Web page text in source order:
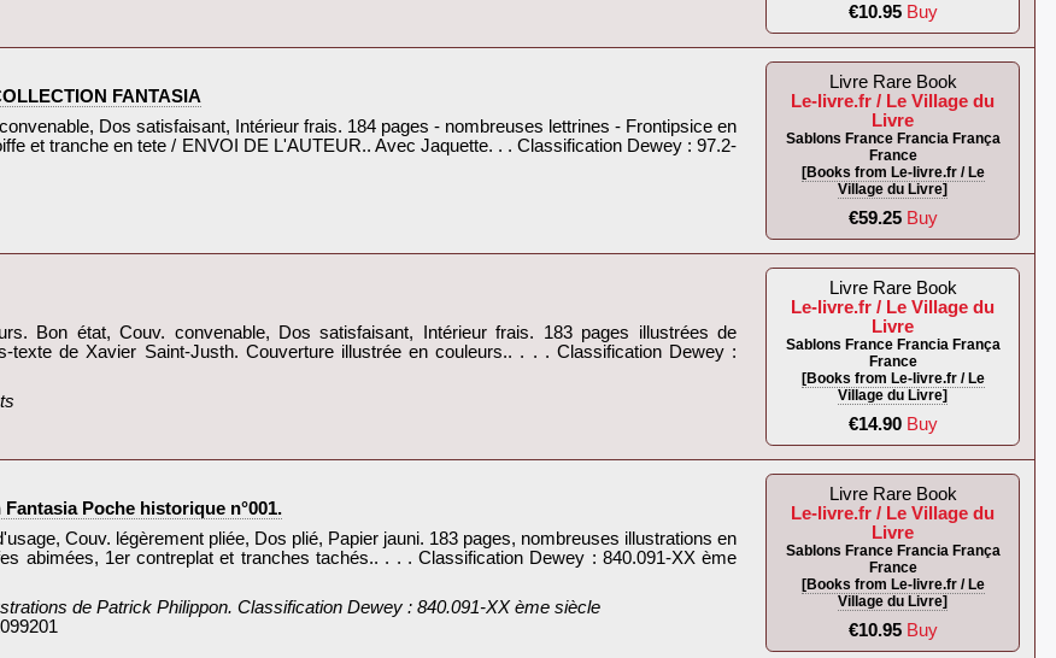
€10.95 Buy
FANTASIA‎
Dos satisfaisant, Intérieur frais. 184 pages - nombreuses lettrines - Frontipsice en
et tranche en tete / ENVOI DE L'AUTEUR.. Avec Jaquette. . . Classification Dewey : 97.2-
Livre Rare Book
Le-livre.fr / Le Village du
Livre
Sablons France Francia França
France
[Books from Le-livre.fr / Le
Village du Livre]
€59.25 Buy
Bon état, Couv. convenable, Dos satisfaisant, Intérieur frais. 183 pages illustrées de
de Xavier Saint-Justh. Couverture illustrée en couleurs.. . . . Classification Dewey :
Livre Rare Book
Le-livre.fr / Le Village du
Livre
Sablons France Francia França
France
[Books from Le-livre.fr / Le
Village du Livre]
€14.90 Buy
Poche historique n°001.‎
Couv. légèrement pliée, Dos plié, Papier jauni. 183 pages, nombreuses illustrations en
abimées, 1er contreplat et tranches tachés.. . . . Classification Dewey : 840.091-XX ème
de Patrick Philippon. Classification Dewey : 840.091-XX ème siècle‎
Livre Rare Book
Le-livre.fr / Le Village du
Livre
Sablons France Francia França
France
[Books from Le-livre.fr / Le
Village du Livre]
€10.95 Buy